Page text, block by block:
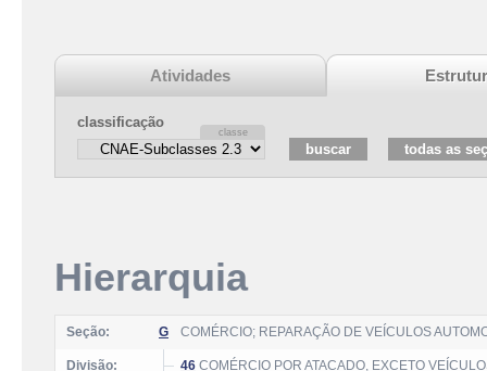
Atividades
classificação
Hierarquia
Seção: G COMÉRCIO; REPARAÇÃO DE VEÍCULOS
Divisão: 46 COMÉRCIO POR ATACADO, EXCETO